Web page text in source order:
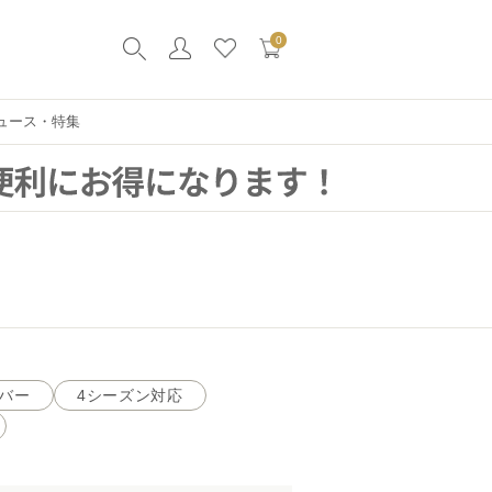
0
ース・特集
ー 4シーズン対応